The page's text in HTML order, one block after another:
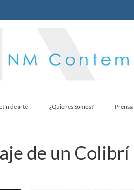
de arte ¿Quiénes Somos? Prensa
de un Colibrí